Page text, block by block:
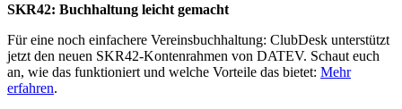
SKR42: Buchhaltung leicht gemacht
Für eine noch einfachere Vereinsbuchhaltung: ClubDesk unterstützt
jetzt den neuen SKR42-Kontenrahmen von DATEV. Schaut euch
an, wie das funktioniert und welche Vorteile das bietet: Mehr
erfahren.